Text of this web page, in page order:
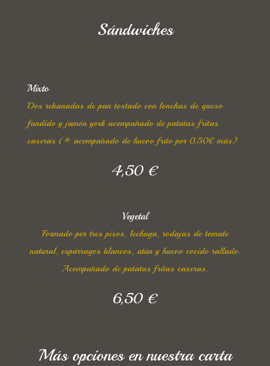
Sándwiches
Mixto
Dos rebanadas de pan tostado con lonchas de queso
fundido y jamón york acompañado de patatas fritas
caseras (* acompañado de huevo frito por 0,50€ más)
4,50 €
Vegetal
Formado por tres pisos, lechuga, rodajas de tomate
natural, espárragos blancos, atún y huevo cocido rallado.
Acompañado de patatas fritas caseras.
6,50 €
Más opciones en nuestra carta